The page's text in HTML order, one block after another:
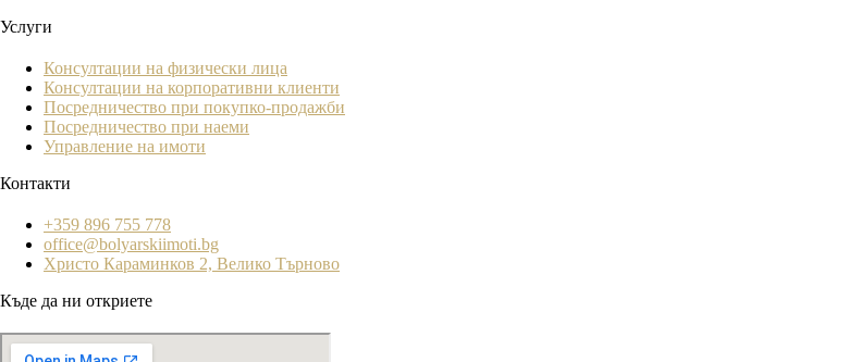
Услуги
Консултации на физически лица
Консултации на корпоративни клиенти
Посредничество при покупко-продажби
Посредничество при наеми
Управление на имоти
Контакти
+359 896 755 778
office@bolyarskiimoti.bg
Христо Караминков 2, Велико Търново
Къде да ни откриете